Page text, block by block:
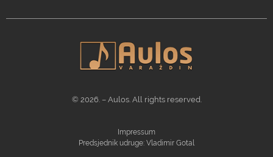
© 2026. – Aulos. All rights reserved.
Impressum
Predsjednik udruge: Vladimir Gotal